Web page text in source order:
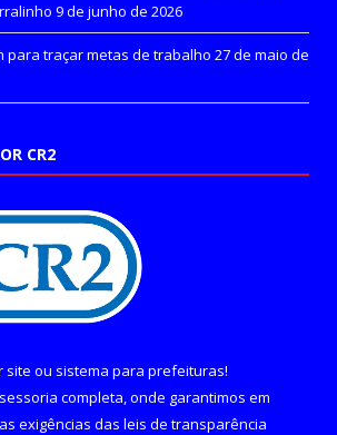
9 de junho de 2026
para traçar metas de trabalho 27 de maio de
CR2
site ou sistema para prefeituras!
completa, onde garantimos em
exigências das leis de transparência